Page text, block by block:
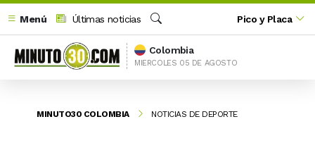
Menú
Últimas noticias
Buscar
Pico y Placa
Colombia
MIERCOLES 05 DE AGOSTO
MINUTO30 COLOMBIA NOTICIAS DE DEPORTE